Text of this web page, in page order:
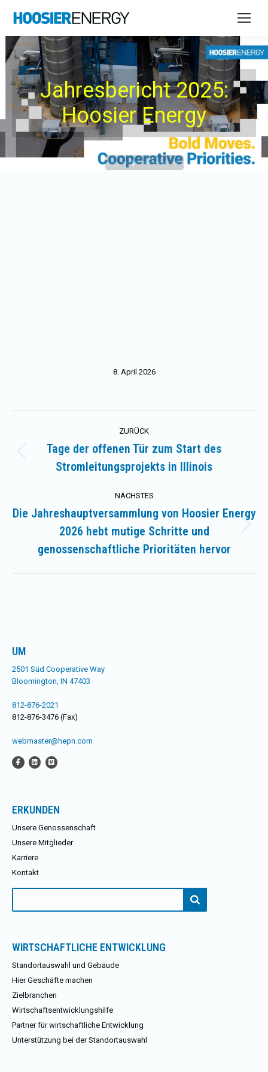
Jahresbericht 2025:
Hoosier Energy
8. April 2026
Kommentarnavigation
ZURÜCK
Beitrag:
Tage der offenen Tür zum Start des
Stromleitungsprojekts in Illinois
NÄCHSTES
Nächster
Beitrag:
Die Jahreshauptversammlung von Hoosier Energy
2026 hebt mutige Schritte und
genossenschaftliche Prioritäten hervor
UM
2501 Süd Cooperative Way
Bloomington, IN 47403
812-876-2021
812-876-3476 (Fax)
webmaster@hepn.com
ERKUNDEN
Unsere Genossenschaft
Unsere Mitglieder
Karriere
Kontakt
WIRTSCHAFTLICHE ENTWICKLUNG
Standortauswahl und Gebäude
Hier Geschäfte machen
Zielbranchen
Wirtschaftsentwicklungshilfe
Partner für wirtschaftliche Entwicklung
Unterstützung bei der Standortauswahl